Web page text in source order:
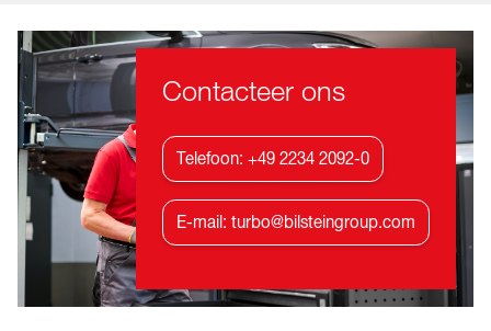
Contacteer ons
Telefoon: +49 2234 2092-0
E-mail: turbo@bilsteingroup.com